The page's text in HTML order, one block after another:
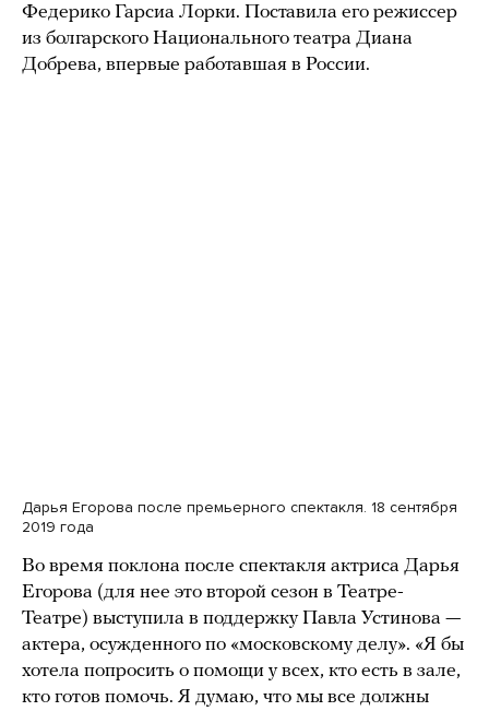
Федерико Гарсиа Лорки. Поставила его режиссер
из болгарского Национального театра Диана
Добрева, впервые работавшая в России.
Дарья Егорова после премьерного спектакля. 18 сентября
2019 года
Во время поклона после спектакля актриса Дарья
Егорова (для нее это второй сезон в Театре-
Театре) выступила в поддержку Павла Устинова —
актера, осужденного по «московскому делу». «Я бы
хотела попросить о помощи у всех, кто есть в зале,
кто готов помочь. Я думаю, что мы все должны